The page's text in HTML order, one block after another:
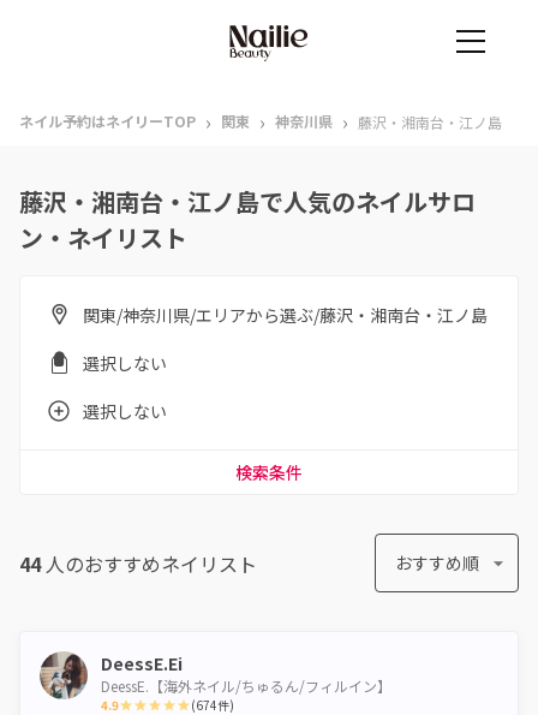
ネイル予約はネイリーTOP › 関東 › 神奈川県 › 藤沢・湘南台・江ノ島
藤沢・湘南台・江ノ島で人気のネイルサロ
ン・ネイリスト
関東/神奈川県/エリアから選ぶ/藤沢・湘南台・江ノ島
選択しない
選択しない
検索条件
44人のおすすめネイリスト おすすめ順
DeessE.Ei
DeessE.【海外ネイル/ちゅるん/フィルイン】
4.9 (674件)